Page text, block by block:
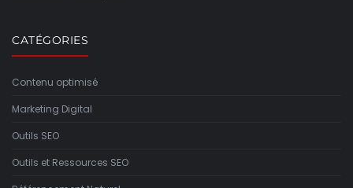
CATÉGORIES
Contenu optimisé
Marketing Digital
Outils SEO
Outils et Ressources SEO